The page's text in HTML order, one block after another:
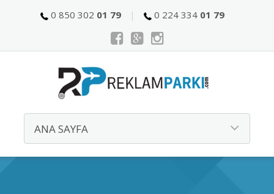
0 850 302 01 79 0 224 334 01 79